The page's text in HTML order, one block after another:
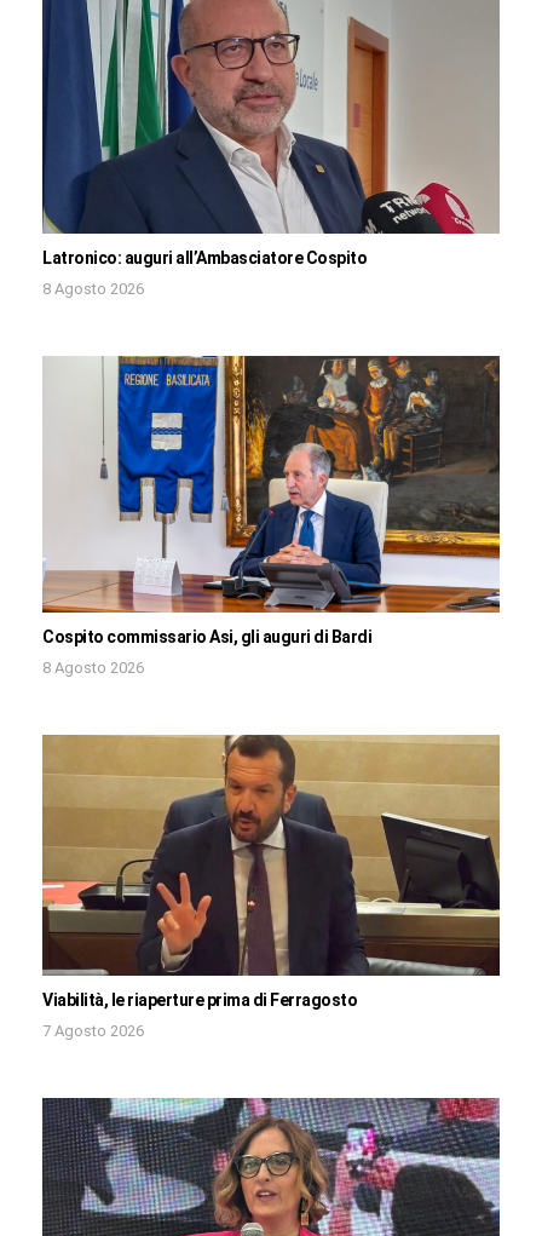
Latronico: auguri all’Ambasciatore Cospito
8 Agosto 2026
Cospito commissario Asi, gli auguri di Bardi
8 Agosto 2026
Viabilità, le riaperture prima di Ferragosto
7 Agosto 2026